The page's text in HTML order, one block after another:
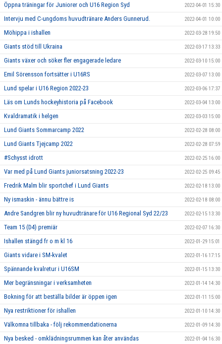
Öppna träningar för Juniorer och U16 Region Syd 2022-04-01 15:30
Intervju med C-ungdoms huvudtränare Anders Gunnerud. 2022-04-01 10:00
Möhippa i ishallen 2022-03-28 19:50
Giants stöd till Ukraina 2022-03-17 13:33
Giants växer och söker fler engagerade ledare 2022-03-10 15:00
Emil Sörensson fortsätter i U16RS 2022-03-07 13:00
Lund spelar i U16 Region 2022-23 2022-03-06 17:37
Läs om Lunds hockeyhistoria på Facebook 2022-03-04 13:00
Kvaldramatik i helgen 2022-03-03 15:00
Lund Giants Sommarcamp 2022 2022-02-28 08:00
Lund Giants Tjejcamp 2022 2022-02-28 07:59
#Schysst idrott 2022-02-25 16:00
Var med på Lund Giants juniorsatsning 2022-23 2022-02-25 09:45
Fredrik Malm blir sportchef i Lund Giants 2022-02-18 13:00
Ny ismaskin - ännu bättre is 2022-02-18 08:00
Andre Sandgren blir ny huvudtränare för U16 Regional Syd 22/23 2022-02-15 13:30
Team 15 (D4) premiär 2022-02-07 16:30
Ishallen stängd fr o m kl 16 2022-01-29 15:01
Giants vidare i SM-kvalet 2022-01-16 17:15
Spännande kvalretur i U16SM 2022-01-15 13:30
Mer begränsningar i verksamheten 2022-01-14 14:30
Bokning för att beställa bilder är öppen igen 2022-01-11 15:00
Nya restriktioner för ishallen 2022-01-10 14:30
Välkomna tillbaka - följ rekommendationerna 2022-01-09 14:30
Nya besked - omklädningsrummen kan åter användas 2022-01-04 16:30